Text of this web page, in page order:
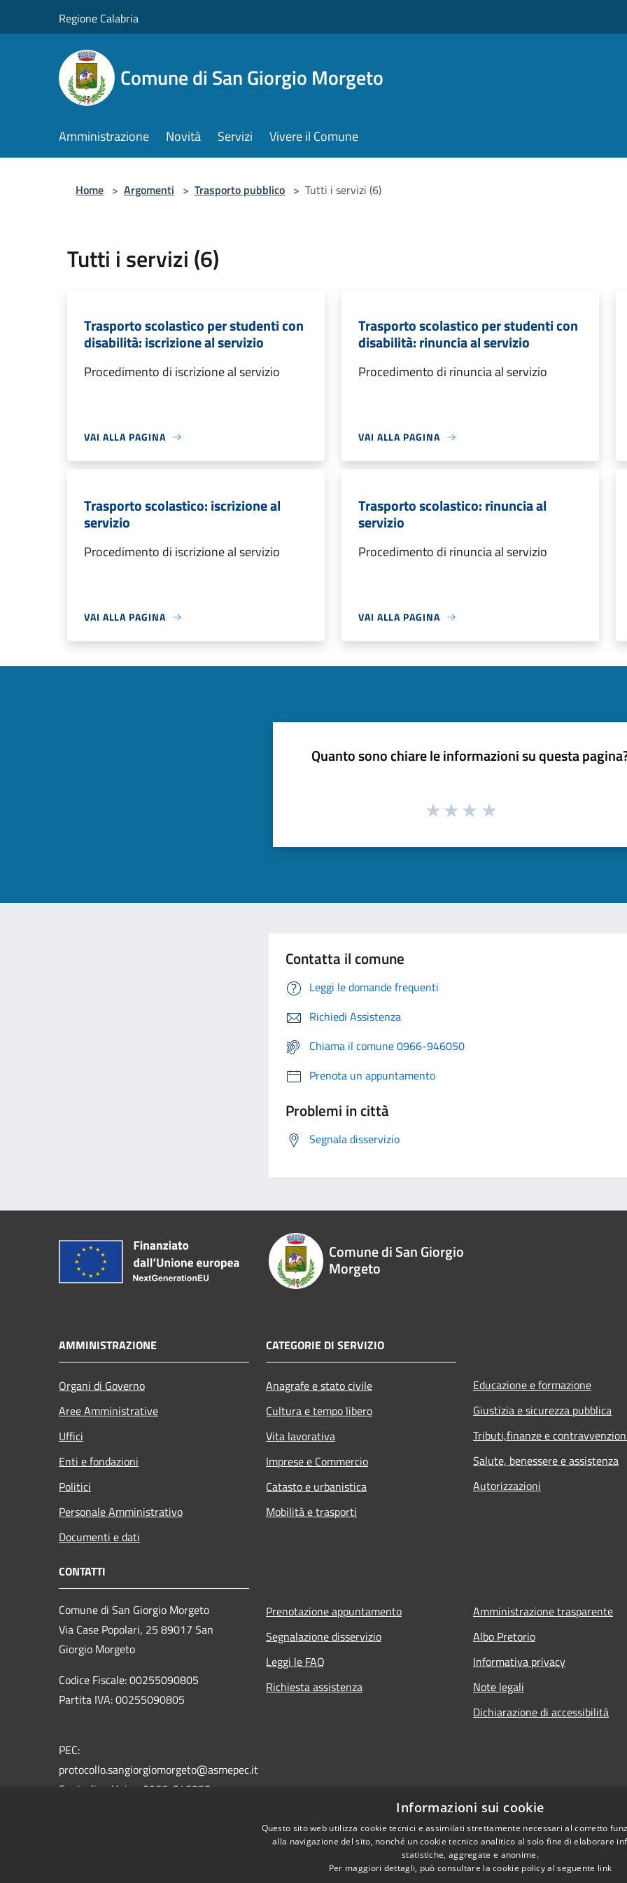
Regione Calabria
Comune di San Giorgio Morgeto
Amministrazione Novità Servizi Vivere il Comune
Home > Argomenti > Trasporto pubblico > Tutti i servizi (6)
Tutti i servizi (6)
Trasporto scolastico per studenti con
disabilità: iscrizione al servizio
Procedimento di iscrizione al servizio
VAI ALLA PAGINA
Trasporto scolastico per studenti con
disabilità: rinuncia al servizio
Procedimento di rinuncia al servizio
VAI ALLA PAGINA
Trasporto scolastico: iscrizione al
servizio
Procedimento di iscrizione al servizio
VAI ALLA PAGINA
Trasporto scolastico: rinuncia al
servizio
Procedimento di rinuncia al servizio
VAI ALLA PAGINA
Quanto sono chiare le informazioni su questa
Contatta il comune
Leggi le domande frequenti
Richiedi Assistenza
Chiama il comune 0966-946050
Prenota un appuntamento
Problemi in città
Segnala disservizio
Comune di San Giorgio
Morgeto
AMMINISTRAZIONE
Organi di Governo
Aree Amministrative
Uffici
Enti e fondazioni
Politici
Personale Amministrativo
Documenti e dati
CATEGORIE DI SERVIZIO
Anagrafe e stato civile
Cultura e tempo libero
Vita lavorativa
Imprese e Commercio
Catasto e urbanistica
Mobilità e trasporti
Educazione e formazione
Giustizia e sicurezza pubblica
Tributi,finanze e
Salute, benessere e assistenza
Autorizzazioni
CONTATTI
Comune di San Giorgio Morgeto
Via Case Popolari, 25 89017 San
Giorgio Morgeto
Codice Fiscale: 00255090805
Partita IVA: 00255090805
PEC:
protocollo.sangiorgiomorgeto@asmepec.it
Centralino Unico: 0966-946050
Prenotazione appuntamento
Segnalazione disservizio
Leggi le FAQ
Richiesta assistenza
Amministrazione trasparente
Albo Pretorio
Informativa privacy
Note legali
Dichiarazione di accessibilità
Informazioni sui cookie
Questo sito web utilizza cookie tecnici e assimilati strettamente necessari al corretto
alla navigazione del sito, nonché un cookie tecnico analitico al solo fine di elaborare
statistiche, aggregate e anonime.
Per maggiori dettagli, può consultare la cookie policy al seguente link